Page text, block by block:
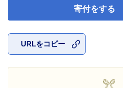
寄付をする
URLをコピー